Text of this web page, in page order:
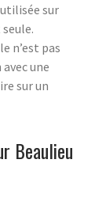
sur
n’est pas
une
sur un
Beaulieu